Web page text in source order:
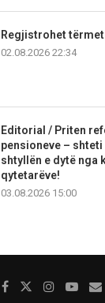
Regjistrohet tërmet
02.08.2026 22:34
Editorial / Priten
pensioneve –
shtyllën e dytë nga
qytetarëve!
03.08.2026 15:00